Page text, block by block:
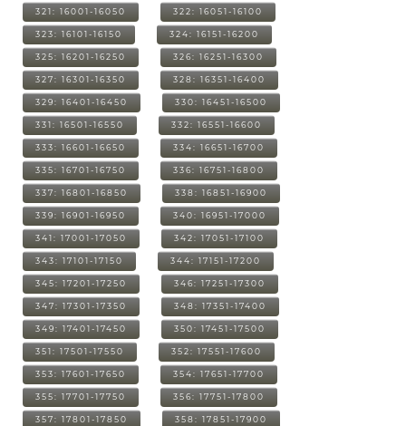
321: 16001-16050 322: 16051-16100
323: 16101-16150 324: 16151-16200
325: 16201-16250 326: 16251-16300
327: 16301-16350 328: 16351-16400
329: 16401-16450 330: 16451-16500
331: 16501-16550 332: 16551-16600
333: 16601-16650 334: 16651-16700
335: 16701-16750 336: 16751-16800
337: 16801-16850 338: 16851-16900
339: 16901-16950 340: 16951-17000
341: 17001-17050 342: 17051-17100
343: 17101-17150 344: 17151-17200
345: 17201-17250 346: 17251-17300
347: 17301-17350 348: 17351-17400
349: 17401-17450 350: 17451-17500
351: 17501-17550 352: 17551-17600
353: 17601-17650 354: 17651-17700
355: 17701-17750 356: 17751-17800
357: 17801-17850 358: 17851-17900